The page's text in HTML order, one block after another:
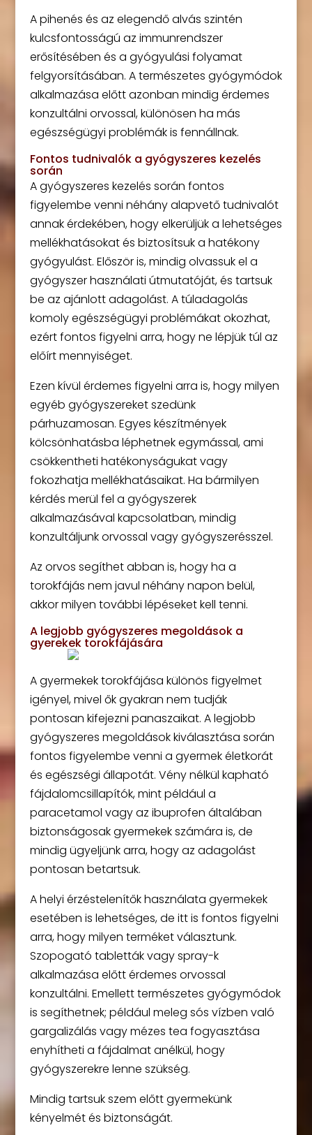
A pihenés és az elegendő alvás szintén
kulcsfontosságú az immunrendszer
erősítésében és a gyógyulási folyamat
felgyorsításában. A természetes gyógymódok
alkalmazása előtt azonban mindig érdemes
konzultálni orvossal, különösen ha más
egészségügyi problémák is fennállnak.
Fontos tudnivalók a gyógyszeres kezelés
során
A gyógyszeres kezelés során fontos
figyelembe venni néhány alapvető tudnivalót
annak érdekében, hogy elkerüljük a lehetséges
mellékhatásokat és biztosítsuk a hatékony
gyógyulást. Először is, mindig olvassuk el a
gyógyszer használati útmutatóját, és tartsuk
be az ajánlott adagolást. A túladagolás
komoly egészségügyi problémákat okozhat,
ezért fontos figyelni arra, hogy ne lépjük túl az
előírt mennyiséget.
Ezen kívül érdemes figyelni arra is, hogy milyen
egyéb gyógyszereket szedünk
párhuzamosan. Egyes készítmények
kölcsönhatásba léphetnek egymással, ami
csökkentheti hatékonyságukat vagy
fokozhatja mellékhatásaikat. Ha bármilyen
kérdés merül fel a gyógyszerek
alkalmazásával kapcsolatban, mindig
konzultáljunk orvossal vagy gyógyszerésszel.
Az orvos segíthet abban is, hogy ha a
torokfájás nem javul néhány napon belül,
akkor milyen további lépéseket kell tenni.
A legjobb gyógyszeres megoldások a
gyerekek torokfájására
A gyermekek torokfájása különös figyelmet
igényel, mivel ők gyakran nem tudják
pontosan kifejezni panaszaikat. A legjobb
gyógyszeres megoldások kiválasztása során
fontos figyelembe venni a gyermek életkorát
és egészségi állapotát. Vény nélkül kapható
fájdalomcsillapítók, mint például a
paracetamol vagy az ibuprofen általában
biztonságosak gyermekek számára is, de
mindig ügyeljünk arra, hogy az adagolást
pontosan betartsuk.
A helyi érzéstelenítők használata gyermekek
esetében is lehetséges, de itt is fontos figyelni
arra, hogy milyen terméket választunk.
Szopogató tabletták vagy spray-k
alkalmazása előtt érdemes orvossal
konzultálni. Emellett természetes gyógymódok
is segíthetnek; például meleg sós vízben való
gargalizálás vagy mézes tea fogyasztása
enyhítheti a fájdalmat anélkül, hogy
gyógyszerekre lenne szükség.
Mindig tartsuk szem előtt gyermekünk
kényelmét és biztonságát.